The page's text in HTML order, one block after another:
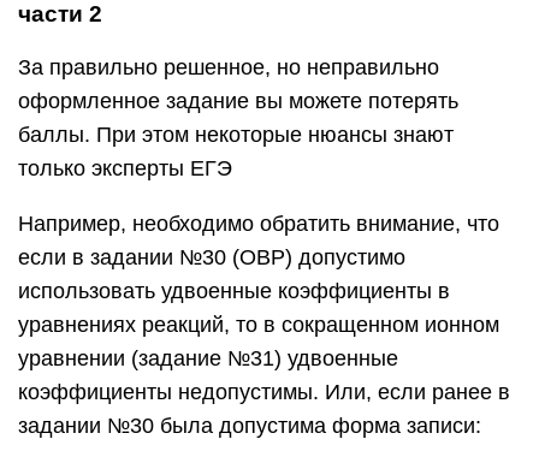
части 2
За правильно решенное, но неправильно
оформленное задание вы можете потерять
баллы. При этом некоторые нюансы знают
только эксперты ЕГЭ
Например, необходимо обратить внимание, что
если в задании №30 (ОВР) допустимо
использовать удвоенные коэффициенты в
уравнениях реакций, то в сокращенном ионном
уравнении (задание №31) удвоенные
коэффициенты недопустимы. Или, если ранее в
задании №30 была допустима форма записи: